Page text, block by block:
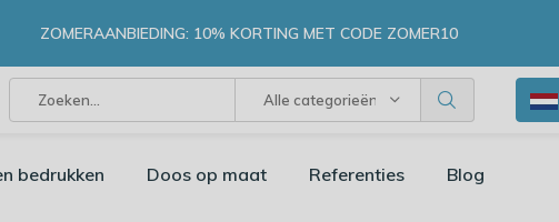
Alle categorieën
ZOMERAANBIEDING: 10% KORTING MET CODE ZOMER10
bedrukken Doos op maat Referenties Blog